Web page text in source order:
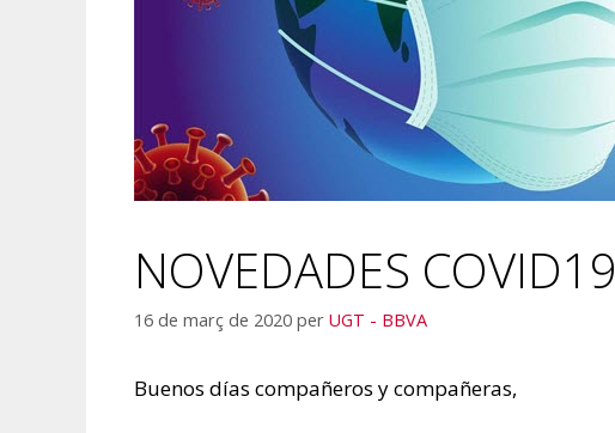
NOVEDADES COVID19
16 de març de 2020 per UGT - BBVA
Buenos días compañeros y compañeras,